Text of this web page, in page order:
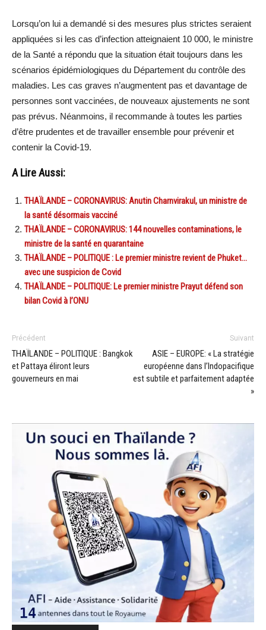
Lorsqu’on lui a demandé si des mesures plus strictes seraient
appliquées si les cas d’infection atteignaient 10 000, le ministre
de la Santé a répondu que la situation était toujours dans les
scénarios épidémiologiques du Département du contrôle des
maladies. Les cas graves n’augmentent pas et davantage de
personnes sont vaccinées, de nouveaux ajustements ne sont
pas prévus. Néanmoins, il recommande à toutes les parties
d’être prudentes et de travailler ensemble pour prévenir et
contenir la Covid-19.
A Lire Aussi:
THAÏLANDE – CORONAVIRUS: Anutin Charnvirakul, un ministre de
la santé désormais vacciné
THAÏLANDE – CORONAVIRUS: 144 nouvelles contaminations, le
ministre de la santé en quarantaine
THAÏLANDE – POLITIQUE : Le premier ministre revient de Phuket…
avec une suspicion de Covid
THAÏLANDE – POLITIQUE: Le premier ministre Prayut défend son
bilan Covid à l’ONU
Précédent
THAÏLANDE – POLITIQUE : Bangkok
et Pattaya éliront leurs
gouverneurs en mai
Suivant
ASIE – EUROPE: « La stratégie
européenne dans l’Indopacifique
est subtile et parfaitement adaptée
»